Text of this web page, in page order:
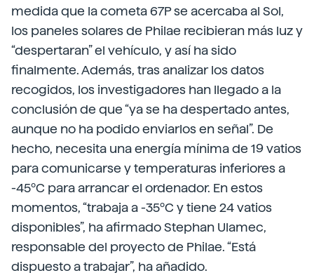
medida que la cometa 67P se acercaba al Sol,
los paneles solares de Philae recibieran más luz y
“despertaran” el vehículo, y así ha sido
finalmente. Además, tras analizar los datos
recogidos, los investigadores han llegado a la
conclusión de que “ya se ha despertado antes,
aunque no ha podido enviarlos en señal”. De
hecho, necesita una energía mínima de 19 vatios
para comunicarse y temperaturas inferiores a
-45ºC para arrancar el ordenador. En estos
momentos, “trabaja a -35ºC y tiene 24 vatios
disponibles”, ha afirmado Stephan Ulamec,
responsable del proyecto de Philae. “Está
dispuesto a trabajar”, ha añadido.